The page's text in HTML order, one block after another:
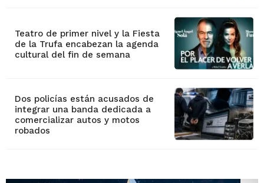
Teatro de primer nivel y la Fiesta
de la Trufa encabezan la agenda
cultural del fin de semana
Dos policías están acusados de
integrar una banda dedicada a
comercializar autos y motos
robados